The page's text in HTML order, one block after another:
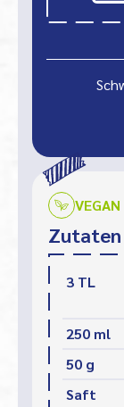
VEGAN
Zutaten
3 TL
250 ml
50 g
Saft